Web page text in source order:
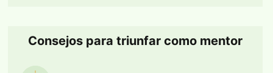
Consejos para triunfar como mentor